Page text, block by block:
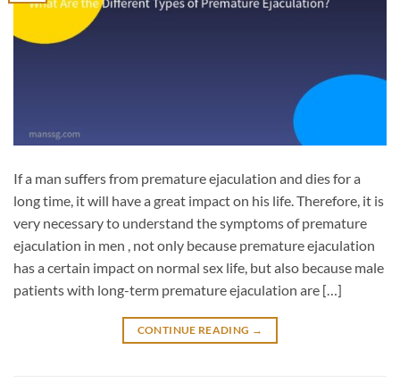
If a man suffers from premature ejaculation and dies for a
long time, it will have a great impact on his life. Therefore, it is
very necessary to understand the symptoms of premature
ejaculation in men , not only because premature ejaculation
has a certain impact on normal sex life, but also because male
patients with long-term premature ejaculation are […]
CONTINUE READING →